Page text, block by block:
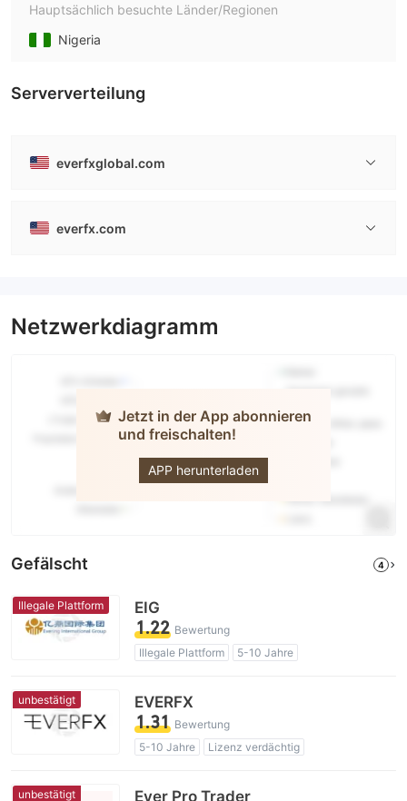
Hauptsächlich besuchte Länder/Regionen
Nigeria
Serververteilung
everfxglobal.com
everfx.com
Netzwerkdiagramm
Jetzt in der App abonnieren
und freischalten!
APP herunterladen
EVERFX
Gefälscht 4
Illegale Plattform EIG
1.22 Bewertung
Illegale Plattform
5-10 Jahre
Geschäftsregion verdächtig
Hohes potenzielles Risiko
unbestätigt EVERFX
1.31 Bewertung
5-10 Jahre
Lizenz verdächtig
Hohes potenzielles Risiko
unbestätigt Ever Pro Trader